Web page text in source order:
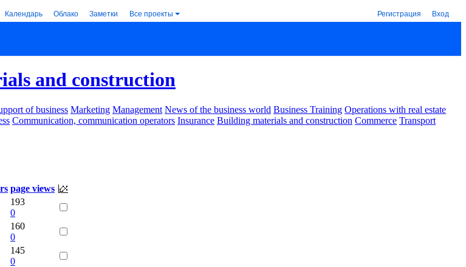
Календарь Облако Заметки Все проекты Регистрация Вход
and construction
of business Marketing Management News of the business world Business Training Operations with real estate
Communication, communication operators Insurance Building materials and construction Commerce Transport
page views
193
0
160
0
145
0